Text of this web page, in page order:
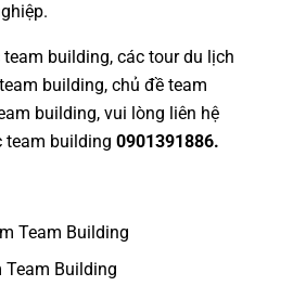
building, các tourdu lịch
building, chủ đề team
building, vui lòng liên hệ
team building 0901391886.
Team Building
Team Building